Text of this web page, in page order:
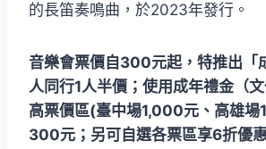
的長笛奏鳴曲，於2023年發行。
音樂會票價自300元起，特推出「
人同行1人半價；使用成年禮金（
高票價區(臺中場1,000元、高雄
300元；另可自選各票區享6折優